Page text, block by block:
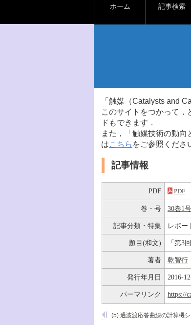
ホーム 記事検索
「触媒（Catalysts and
このサイトをつかって
ドもできます．
また，「触媒技術の動
はこちら をご参照くださ
記事情報
PDF PDF
巻・号 30巻1号
記事分類・特集 レポー
題目(和文) 「第3
著者 乾智行
発行年月日 2016-
パーマリンク https://
(5) 過波渡応答曲線の計算機